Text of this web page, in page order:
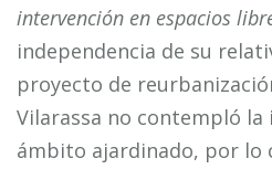
intervención en espacios
independencia de su
proyecto de
Vilarassa no contempló la
ámbito ajardinado, por lo